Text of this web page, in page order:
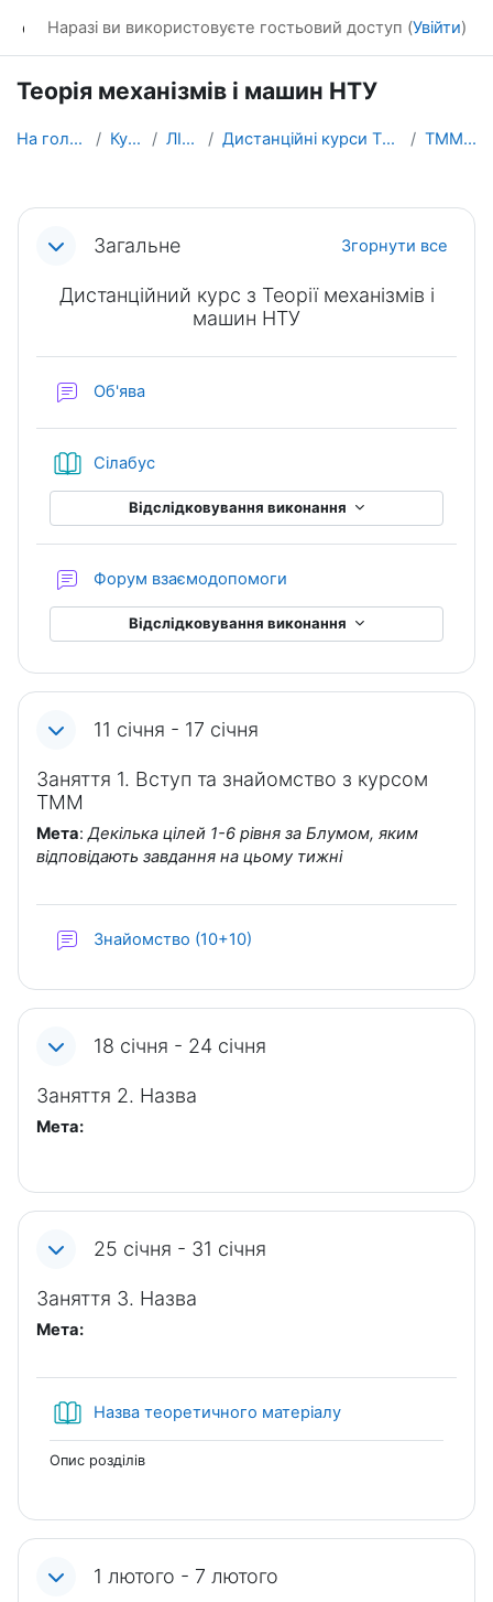
Наразі ви використовуєте гостьовий доступ (Увійти)
Теорія механізмів і машин НТУ
На головну Курси ЛІТОс Дистанційні курси ТРДК-2021 ТММНТУ
Схема розділу
Загальне Згорнути все
Дистанційний курс з Теорії механізмів і
машин НТУ
Об'ява
СілабусКнига
Відслідковування виконання
Форум взаємодопомоги
Відслідковування виконання
11 січня - 17 січня
Заняття 1. Вступ та знайомство з курсом
ТММ
Мета:Декілька цілей 1-6 рівня за Блумом, яким
відповідають завдання на цьому тижні
Знайомство (10+10)
18 січня - 24 січня
Заняття 2. Назва
Мета:
25 січня - 31 січня
Заняття 3. Назва
Мета:
Назва теоретичного матеріалуКнига
Опис розділів
1 лютого - 7 лютого